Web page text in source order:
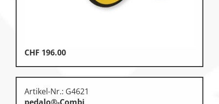
CHF 196.00
Artikel-Nr.: G4621